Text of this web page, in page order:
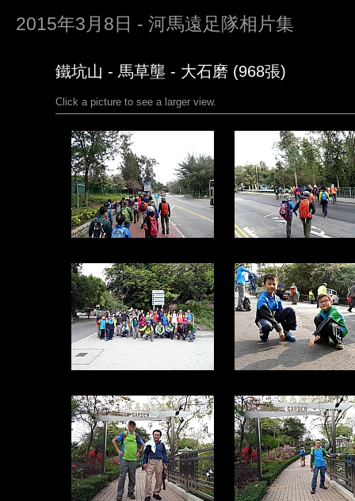
2015年3月8日 - 河馬遠足隊相片集
鐵坑山 - 馬草壟 - 大石磨 (968張)
Click a picture to see a larger view.